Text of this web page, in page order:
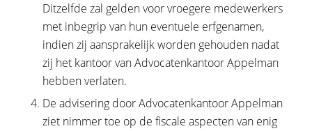
Ditzelfde zal gelden voor vroegere medewerkers
met inbegrip van hun eventuele erfgenamen,
indien zij aansprakelijk worden gehouden nadat
zij het kantoor van Advocatenkantoor Appelman
hebben verlaten.
De advisering door Advocatenkantoor Appelman
ziet nimmer toe op de fiscale aspecten van enig